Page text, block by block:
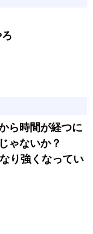
ら時間が経つに
ゃないか？
り強くなってい